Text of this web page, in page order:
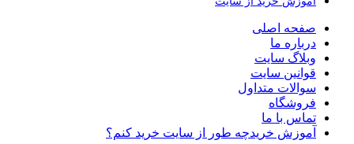
صفحه اصلی
درباره ما
وبلاگ سایت
قوانین سایت
سوالات متداول
فروشگاه
تماس با ما
آموزش خریدچه طور از سایت خرید کنم؟